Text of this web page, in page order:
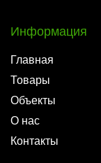
Информация
Главная
Товары
Объекты
О нас
Контакты